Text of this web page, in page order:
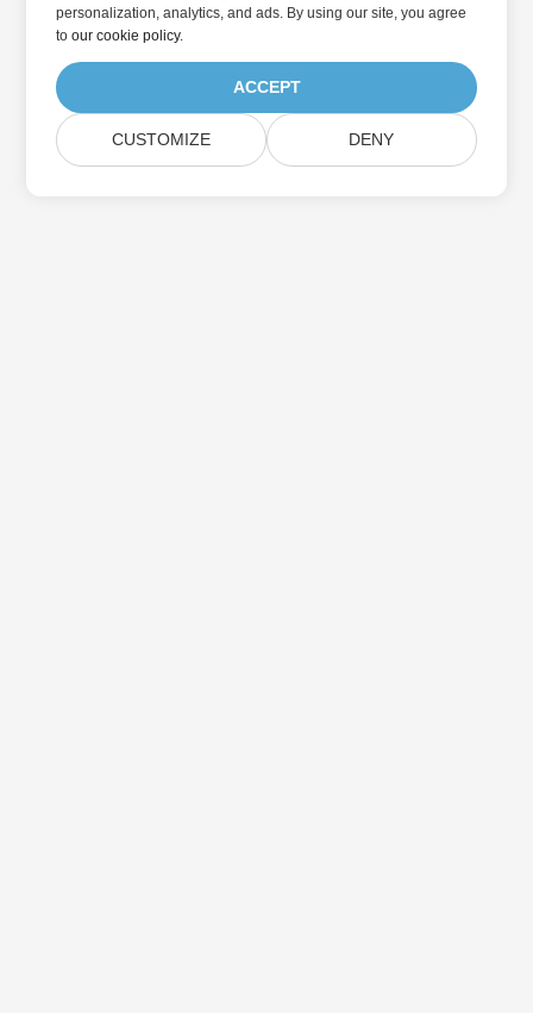
personalization, analytics, and ads. By using our site, you agree
toour cookie policy.
ACCEPT
CUSTOMIZE DENY